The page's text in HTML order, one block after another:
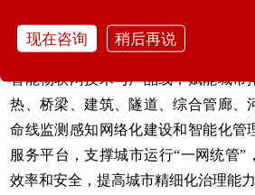
WITBEE®万宾®是中国首批城市生命
据服务提供商，提供智能监测仪器、
智能物联网技术与产品线，赋能城市
热、桥梁、建筑、隧道、综合管廊、
命线监测感知网络化建设和智能化管
服务平台，支撑城市运行“一网统管”
效率和安全，提高城市精细化治理能力
现在咨询 稍后再说